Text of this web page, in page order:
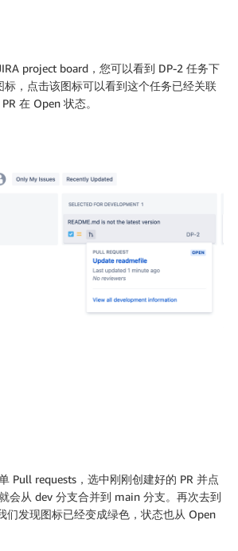
project board，您可以看到 DP-2 任务下
，点击该图标可以看到这个任务已经关联
在 Open 状态。
Pull requests，选中刚刚创建好的 PR 并点
会从 dev 分支合并到 main 分支。再次去到
们发现图标已经变成绿色，状态也从 Open